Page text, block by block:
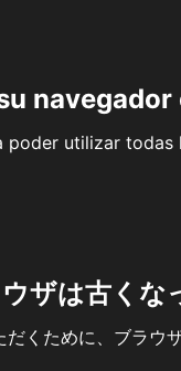
navegador
utilizar
ザは古くな
くために、ブラウ